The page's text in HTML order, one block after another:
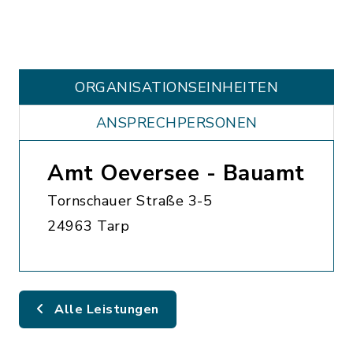
ORGANISATIONS­EINHEITEN
ANSPRECHPERSONEN
Amt Oeversee - Bauamt
Tornschauer Straße 3-5
24963 Tarp
Alle Leistungen